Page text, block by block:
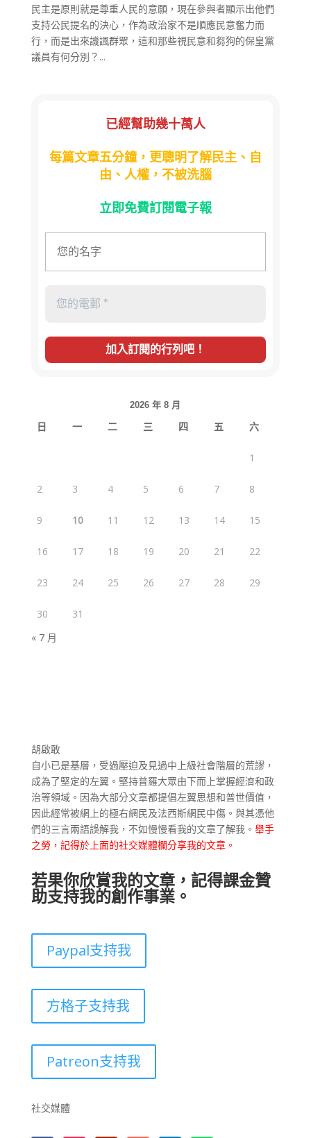
民主是原則就是尊重人民的意願，現在參與者顯示出他們
支持公民提名的決心，作為政治家不是順應民意奮力而
行，而是出來譏諷群眾，這和那些視民意和芻狗的保皇黨
議員有何分別？...
已經幫助幾十萬人
每篇文章五分鐘，更聰明了解民主、自
由、人權，不被洗腦
立即免費訂閱電子報
2026 年 8 月
日 一 二 三 四 五 六
1
2 3 4 5 6 7 8
9 10 11 12 13 14 15
16 17 18 19 20 21 22
23 24 25 26 27 28 29
30
31
« 7 月
胡啟敢
自小已是基層，受過壓迫及見過中上級社會階層的荒謬，
成為了堅定的左翼。堅持普羅大眾由下而上掌握經濟和政
治等領域。因為大部分文章都提倡左翼思想和普世價值，
因此經常被網上的極右網民及法西斯網民中傷。與其憑他
們的三言兩語誤解我，不如慢慢看我的文章了解我。 舉手
之勞，記得於上面的社交媒體欄分享我的文章。
若果你欣賞我的文章，記得課金贊
助支持我的創作事業。
Paypal支持我
方格子支持我
Patreon支持我
社交媒體